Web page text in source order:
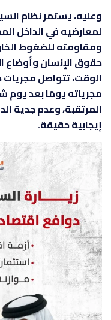
وعليه، يستمر نظام
لمعارضيه في الداخل
ومقاومته للضغوط
حقوق الإنسان وأوضاع
الوقت، تتواصل
مجرياته يومًا بعد يوم
المرتقبة، وعدم جدية
إيجابية حقيقة.